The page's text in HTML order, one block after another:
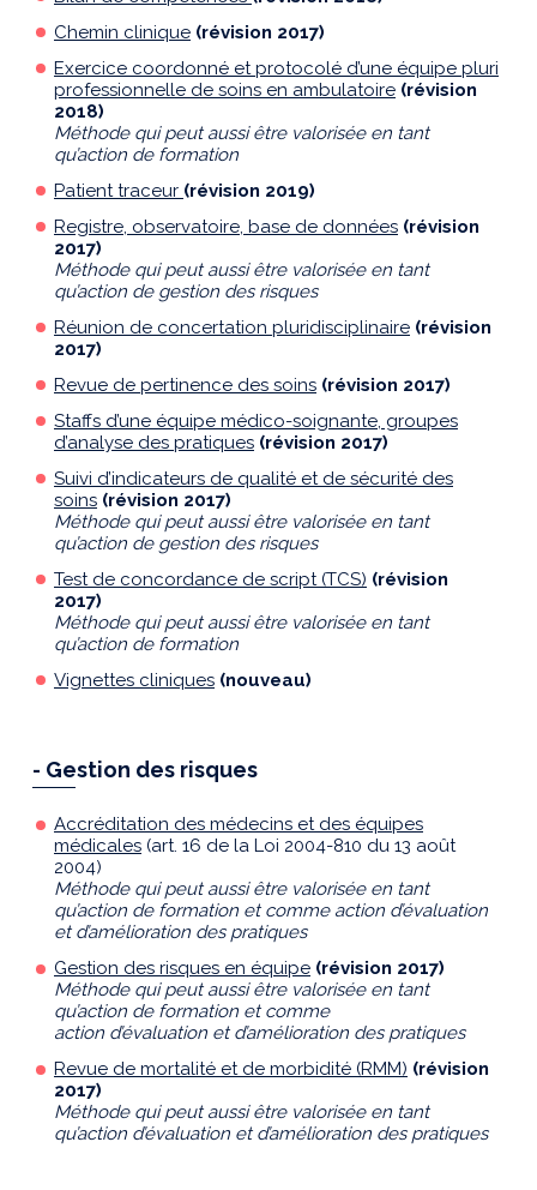
Chemin clinique (révision 2017)
Exercice coordonné et protocolé d’une équipe pluri
professionnelle de soins en ambulatoire (révision
2018)
Méthode qui peut aussi être valorisée en tant
qu’action de formation
Patient traceur (révision 2019)
Registre, observatoire, base de données (révision
2017)
Méthode qui peut aussi être valorisée en tant
qu’action de gestion des risques
Réunion de concertation pluridisciplinaire (révision
2017)
Revue de pertinence des soins (révision 2017)
Staffs d’une équipe médico-soignante, groupes
d’analyse des pratiques (révision 2017)
Suivi d’indicateurs de qualité et de sécurité des
soins (révision 2017)
Méthode qui peut aussi être valorisée en tant
qu’action de gestion des risques
Test de concordance de script (TCS) (révision
2017)
Méthode qui peut aussi être valorisée en tant
qu’action de formation
Vignettes cliniques (nouveau)
- Gestion des risques
Accréditation des médecins et des équipes
médicales (art. 16 de la Loi 2004-810 du 13 août
2004)
Méthode qui peut aussi être valorisée en tant
qu’action de formation et comme action d’évaluation
et d’amélioration des pratiques
Gestion des risques en équipe (révision 2017)
Méthode qui peut aussi être valorisée en tant
qu’action de formation et comme
action d’évaluation et d’amélioration des pratiques
Revue de mortalité et de morbidité (RMM) (révision
2017)
Méthode qui peut aussi être valorisée en tant
qu’action d’évaluation et d’amélioration des pratiques